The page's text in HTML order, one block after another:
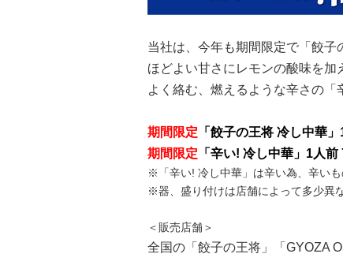
当社は、今年も期間限定で 「餃子
ほどよい甘さにレモンの酸味を加
よく絡む、燃えるような辛さの「
期間限定 「餃子の王将 冷し中華」
期間限定 「辛い! 冷し中華」 1人前
※「辛い! 冷し中華」は辛い為、辛い
※器、盛り付けは店舗によって多少異
＜販売店舗＞
全国の「餃子の王将」「GYOZA